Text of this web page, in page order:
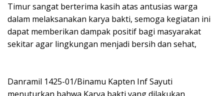
Timur sangat berterima kasih atas antusias warga
dalam melaksanakan karya bakti, semoga kegiatan ini
dapat memberikan dampak positif bagi masyarakat
sekitar agar lingkungan menjadi bersih dan sehat,
Danramil 1425-01/Binamu Kapten Inf Sayuti